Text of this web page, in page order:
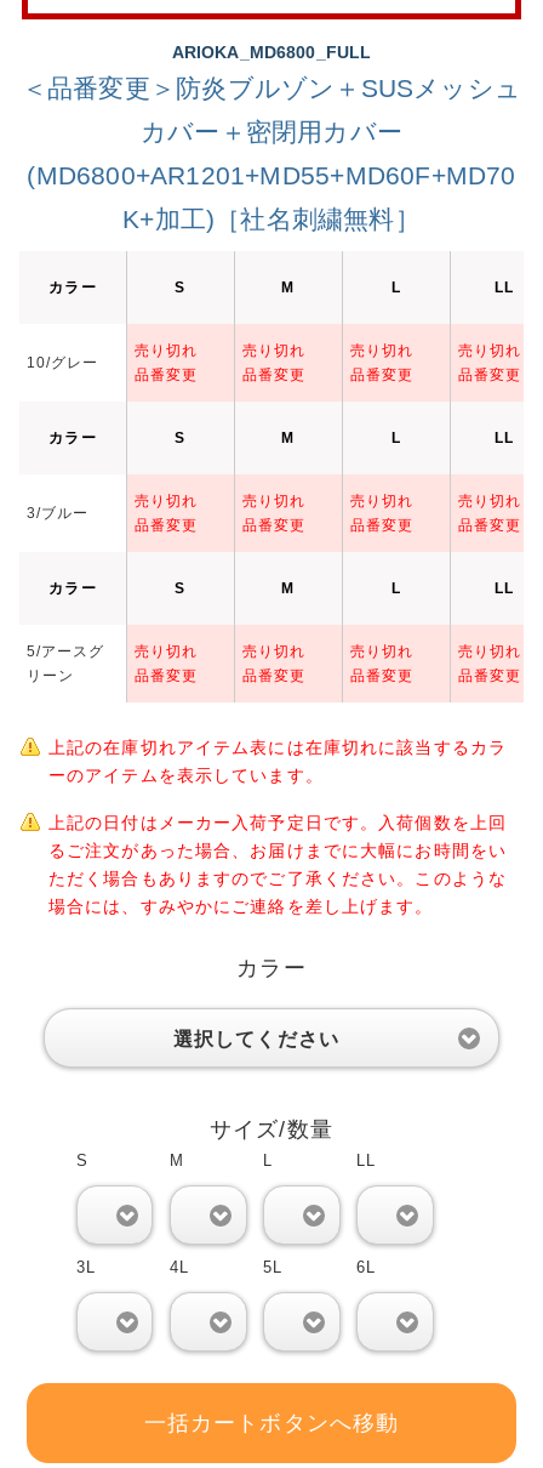
ARIOKA_MD6800_FULL
＜品番変更＞防炎ブルゾン＋SUSメッシュ
カバー＋密閉用カバー
(MD6800+AR1201+MD55+MD60F+MD70
K+加工)［社名刺繍無料］
カラー S M L LL
10/グレー
売り切れ
品番変更
売り切れ
品番変更
売り切れ
品番変更
売り切れ
品番変更
カラー S M L LL
3/ブルー
売り切れ
品番変更
売り切れ
品番変更
売り切れ
品番変更
売り切れ
品番変更
カラー S M L LL
5/アースグ
リーン
売り切れ
品番変更
売り切れ
品番変更
売り切れ
品番変更
売り切れ
品番変更
上記の在庫切れアイテム表には在庫切れに該当するカラ
ーのアイテムを表示しています。
上記の日付はメーカー入荷予定日です。入荷個数を上回
るご注文があった場合、お届けまでに大幅にお時間をい
ただく場合もありますのでご了承ください。このような
場合には、すみやかにご連絡を差し上げます。
カラー
選択してください
サイズ/数量
S M L LL
3L 4L 5L 6L
一括カートボタンへ移動